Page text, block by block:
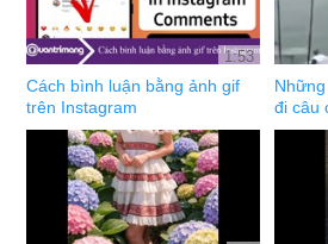
1:53
Cách bình luận bằng ảnh gif
trên Instagram
đi câu